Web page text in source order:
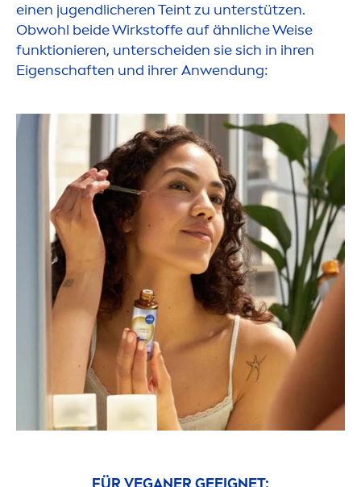
einen jugendlicheren Teint zu unterstützen.
Obwohl beide Wirkstoffe auf ähnliche Weise
funktionieren, unterscheiden sie sich in ihren
Eigenschaften und ihrer Anwendung: